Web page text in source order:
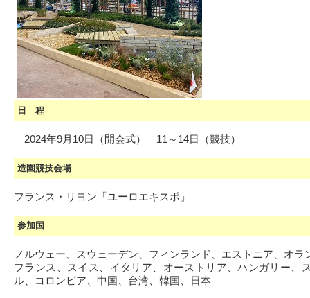
日 程
2024年9月10日（開会式） 11～14日（競技）
造園競技会場
フランス・リヨン「ユーロエキスポ」
参加国
ノルウェー、スウェーデン、フィンランド、エストニア、オ
フランス、スイス、イタリア、オーストリア、ハンガリー、
ル、コロンビア、中国、台湾、韓国、日本